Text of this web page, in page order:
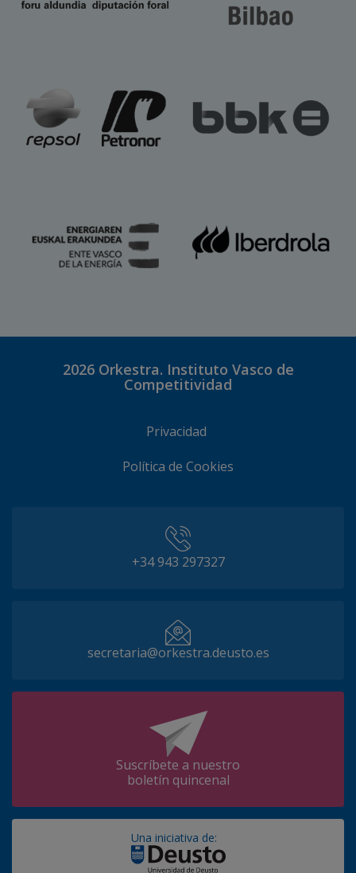
2026 Orkestra. Instituto Vasco de
Competitividad
Privacidad
Política de Cookies
+34 943 297327
secretaria@orkestra.deusto.es
Suscríbete a nuestro
boletín quincenal
Una iniciativa de: